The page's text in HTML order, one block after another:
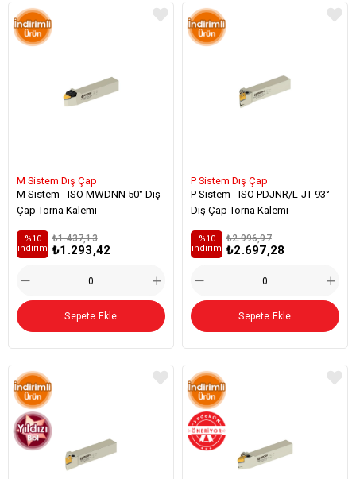
M Sistem Dış Çap
M Sistem - ISO MWDNN 50° Dış
Çap Torna Kalemi
₺1.293,42
₺1.437,13
%10
i̇ndirim
Sepete Ekle
P Sistem Dış Çap
P Sistem - ISO PDJNR/L-JT 93°
Dış Çap Torna Kalemi
₺2.697,28
₺2.996,97
%10
i̇ndirim
Sepete Ekle